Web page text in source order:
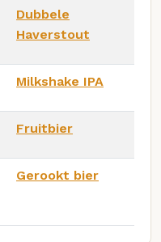
Dubbele
Haverstout
Milkshake IPA
Fruitbier
Gerookt bier